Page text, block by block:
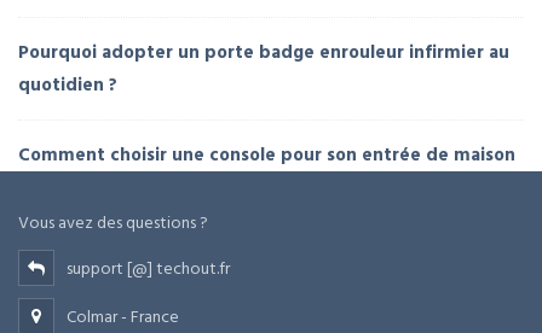
Pourquoi adopter un porte badge enrouleur infirmier au
quotidien ?
Comment choisir une console pour son entrée de maison
Vous avez des questions ?
support [@] techout.fr
Colmar - France